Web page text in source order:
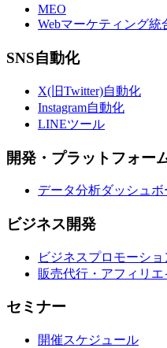
MEO
Webマーケティング統
SNS自動化
X(旧Twitter)自動化
Instagram自動化
LINEツール
開発・プラットフォー
データ分析ダッシュボ
ビジネス開発
ビジネスプロモーショ
販売代行・アフィリエ
セミナー
開催スケジュール